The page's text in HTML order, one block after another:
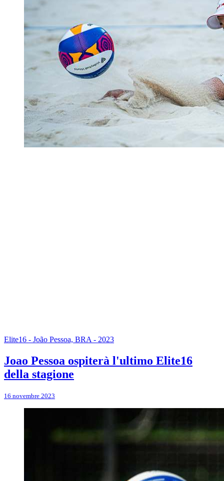
Elite16 - João Pessoa, BRA - 2023
Joao Pessoa ospiterà l'ultimo Elite16
della stagione
16 novembre 2023